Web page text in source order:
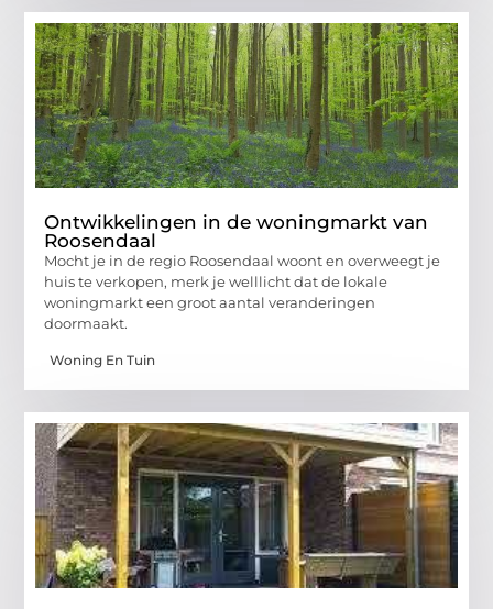
Ontwikkelingen in de woningmarkt van
Roosendaal
Mocht je in de regio Roosendaal woont en overweegt je
huis te verkopen, merk je welllicht dat de lokale
woningmarkt een groot aantal veranderingen
doormaakt.
Woning En Tuin